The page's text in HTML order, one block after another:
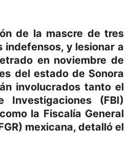
de la mascre de tres
indefensos, y lesionar a
en noviembre de
del estado de Sonora
involucrados tanto el
Investigaciones (FBI)
la Fiscalía General
mexicana, detalló el